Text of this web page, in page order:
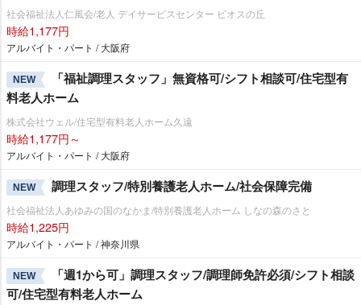
社会福祉法人仁風会/老人 デイサービスセンター ビオスの丘
時給1,177円
アルバイト・パート / 大阪府
NEW
「福祉調理スタッフ」無資格可/シフト相談可/住宅型有
料老人ホーム
株式会社ウェル/住宅型有料老人ホーム久遠
時給1,177円～
アルバイト・パート / 大阪府
NEW 調理スタッフ/特別養護老人ホーム/社会保障完備
社会福祉法人あゆみの国のなかま/特別養護老人ホーム しなの森のさと
時給1,225円
アルバイト・パート / 神奈川県
NEW
「週1から可」調理スタッフ/調理師免許必須/シフト相談
可/住宅型有料老人ホーム